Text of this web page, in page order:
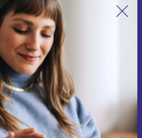
nasz newsletter!
oferty.
się
osobowych znajdują się w